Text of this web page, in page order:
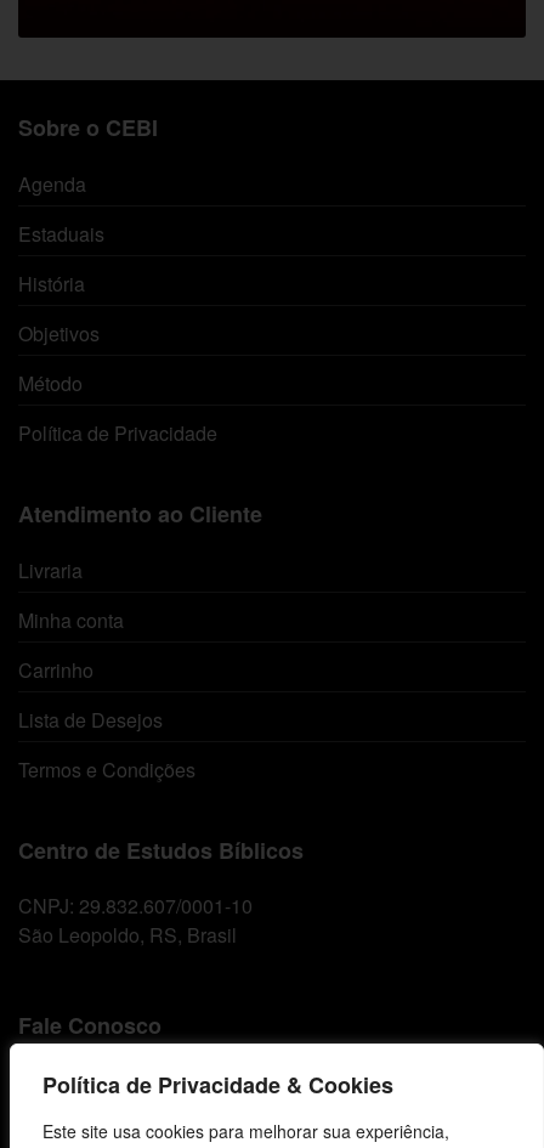
Política de Privacidade & Cookies
Este site usa cookies para melhorar sua experiência,
Sobre o CEBI
Agenda
Estaduais
História
Objetivos
Método
Política de Privacidade
Atendimento ao Cliente
Livraria
Minha conta
Carrinho
Lista de Desejos
Termos e Condições
Centro de Estudos Bíblicos
CNPJ: 29.832.607/0001-10
São Leopoldo, RS, Brasil
Fale Conosco
E-mails
comunicacao@cebi.org.br